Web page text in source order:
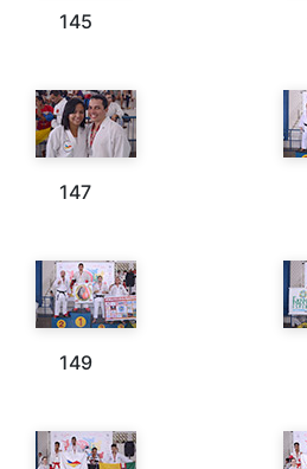
145
147
149